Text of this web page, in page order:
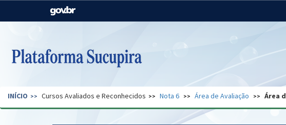
Casa Civil
Pecuária e Abastecimento
Ministério do
Regional
Secretaria de Governo Gabinete de Segurança Advocacia-
INÍCIO Cursos Avaliados e Reconhecidos Nota 6 Área de Avaliação Área